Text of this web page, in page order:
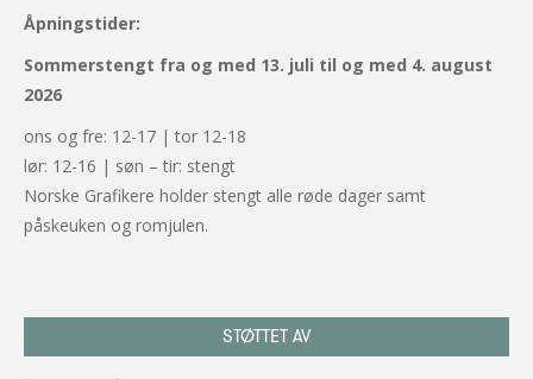
Åpningstider:
Sommerstengt fra og med 13. juli til og med 4. august
2026
ons og fre: 12-17 | tor 12-18
lør: 12-16 | søn – tir: stengt
Norske Grafikere holder stengt alle røde dager samt
påskeuken og romjulen.
STØTTET AV